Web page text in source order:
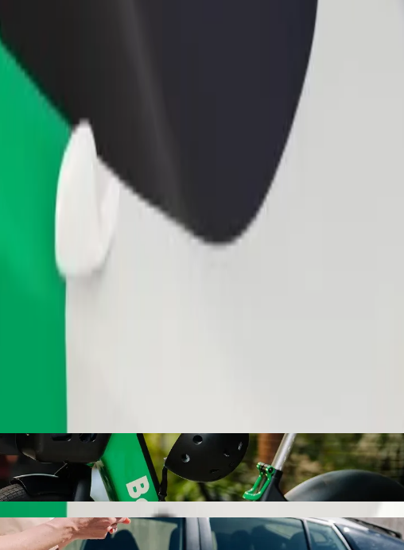
serviços e descobre a solução mais adequada à tua viagem.